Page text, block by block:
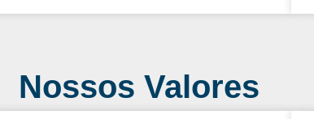
Nossos Valores